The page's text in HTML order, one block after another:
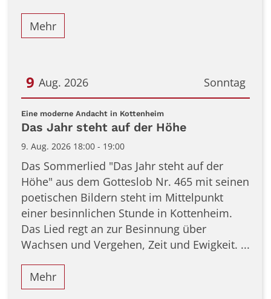
Mehr
Sonntag
9 Aug. 2026
Datum: 9. August 2026
Eine moderne Andacht in Kottenheim:
Das Jahr steht auf der Höhe
9. Aug. 2026 18:00 - 19:00
Das Sommerlied "Das Jahr steht auf der
Höhe" aus dem Gotteslob Nr. 465 mit seinen
poetischen Bildern steht im Mittelpunkt
einer besinnlichen Stunde in Kottenheim.
Das Lied regt an zur Besinnung über
Wachsen und Vergehen, Zeit und Ewigkeit. ...
Mehr